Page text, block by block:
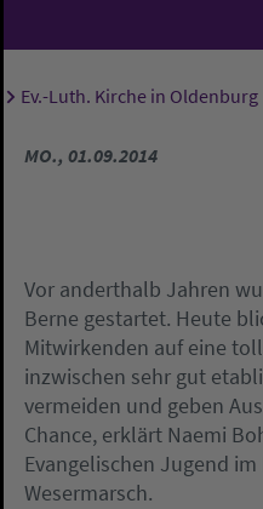
Sie sind hier:
Ev.-Luth. Kirche in Oldenburg
MO., 01.09.2014
Vor anderthalb Jahren
Berne gestartet. Heute
Mitwirkenden auf eine
inzwischen sehr gut
vermeiden und geben
Chance, erklärt Naemi
Evangelischen Jugend
Wesermarsch.